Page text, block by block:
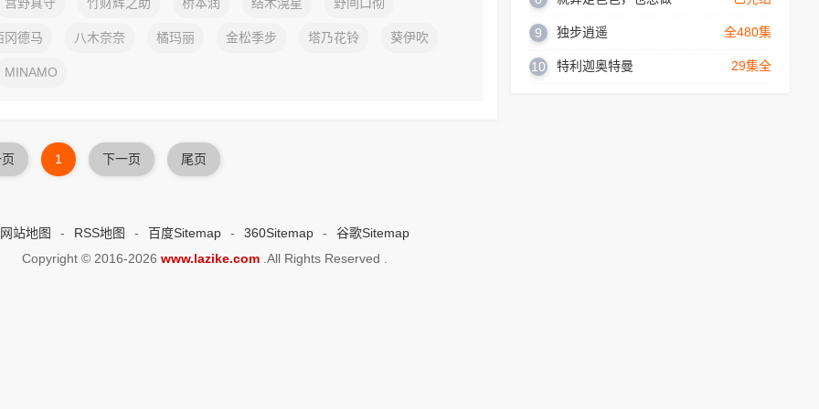
冈德马 八木奈奈 橘玛丽 金松季步 塔乃花铃 葵伊吹
MINAMO
1 下一页 尾页
9 全480集
独步逍遥
10 29集全
特利迦奥特曼
网站地图 - RSS地图 - 百度Sitemap - 360Sitemap -
谷歌Sitemap
Copyright © 2016-2026 www.lazike.com .All Rights Reserved .